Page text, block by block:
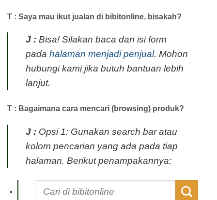
T : Saya mau ikut jualan di bibitonline, bisakah?
J : Bisa! Silakan baca dan isi form
pada halaman menjadi penjual. Mohon
hubungi kami jika butuh bantuan lebih
lanjut.
T : Bagaimana cara mencari (browsing) produk?
J : Opsi 1: Gunakan search bar atau
kolom pencarian yang ada pada tiap
halaman. Berikut penampakannya: